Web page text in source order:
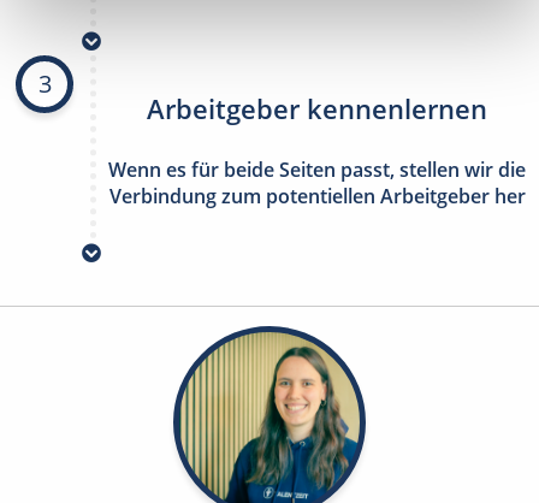
3
Arbeitgeber kennenlernen
Wenn es für beide Seiten passt, stellen wir die
Verbindung zum potentiellen Arbeitgeber her